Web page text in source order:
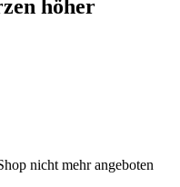
höher
nicht mehr angeboten